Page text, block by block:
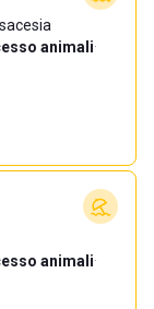
animali·
animali·